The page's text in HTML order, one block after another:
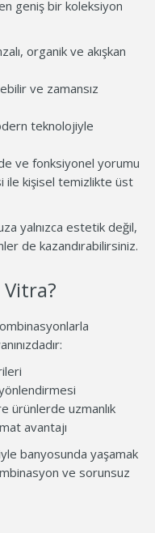
geniş bir koleksiyon
organik ve akışkan
ve zamansız
teknolojiyle
ve fonksiyonel yorumu
ile kişisel temizlikte üst
yalnızca estetik değil,
de kazandırabilirsiniz.
Vitra?
ürünlerde uzmanlık
avantajı
banyosunda yaşamak
ve sorunsuz